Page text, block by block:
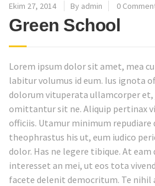
Ekim 27, 2014 By admin 0
Green School
Lorem ipsum dolor sit amet, mea
labitur volumus id eum. Ius ignota
dolorum vituperata ullamcorper
omittantur sit ne. Aliquip pertinax
officiis. Utamur minimum repudiare
theophrastus his ut, eum iudico
dolor. Has ne legere tibique. At
interesset an mei, ut eos tota
facete delenit democritum. Te nihil